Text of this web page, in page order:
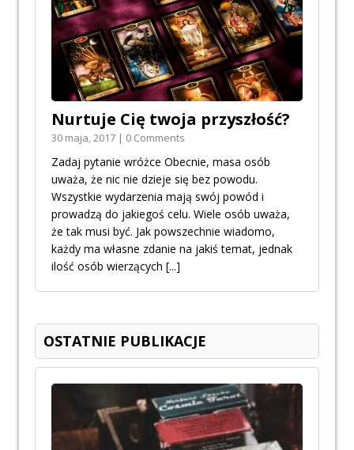
Nurtuje Cię twoja przyszłość?
30 maja, 2017 | 0 Comments
Zadaj pytanie wróżce Obecnie, masa osób
uważa, że nic nie dzieje się bez powodu.
Wszystkie wydarzenia mają swój powód i
prowadzą do jakiegoś celu. Wiele osób uważa,
że tak musi być. Jak powszechnie wiadomo,
każdy ma własne zdanie na jakiś temat, jednak
ilość osób wierzących [...]
OSTATNIE PUBLIKACJE